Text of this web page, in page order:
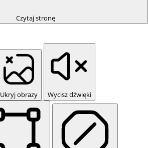
Czytaj stronę
Ukryj obrazy Wycisz dźwięki